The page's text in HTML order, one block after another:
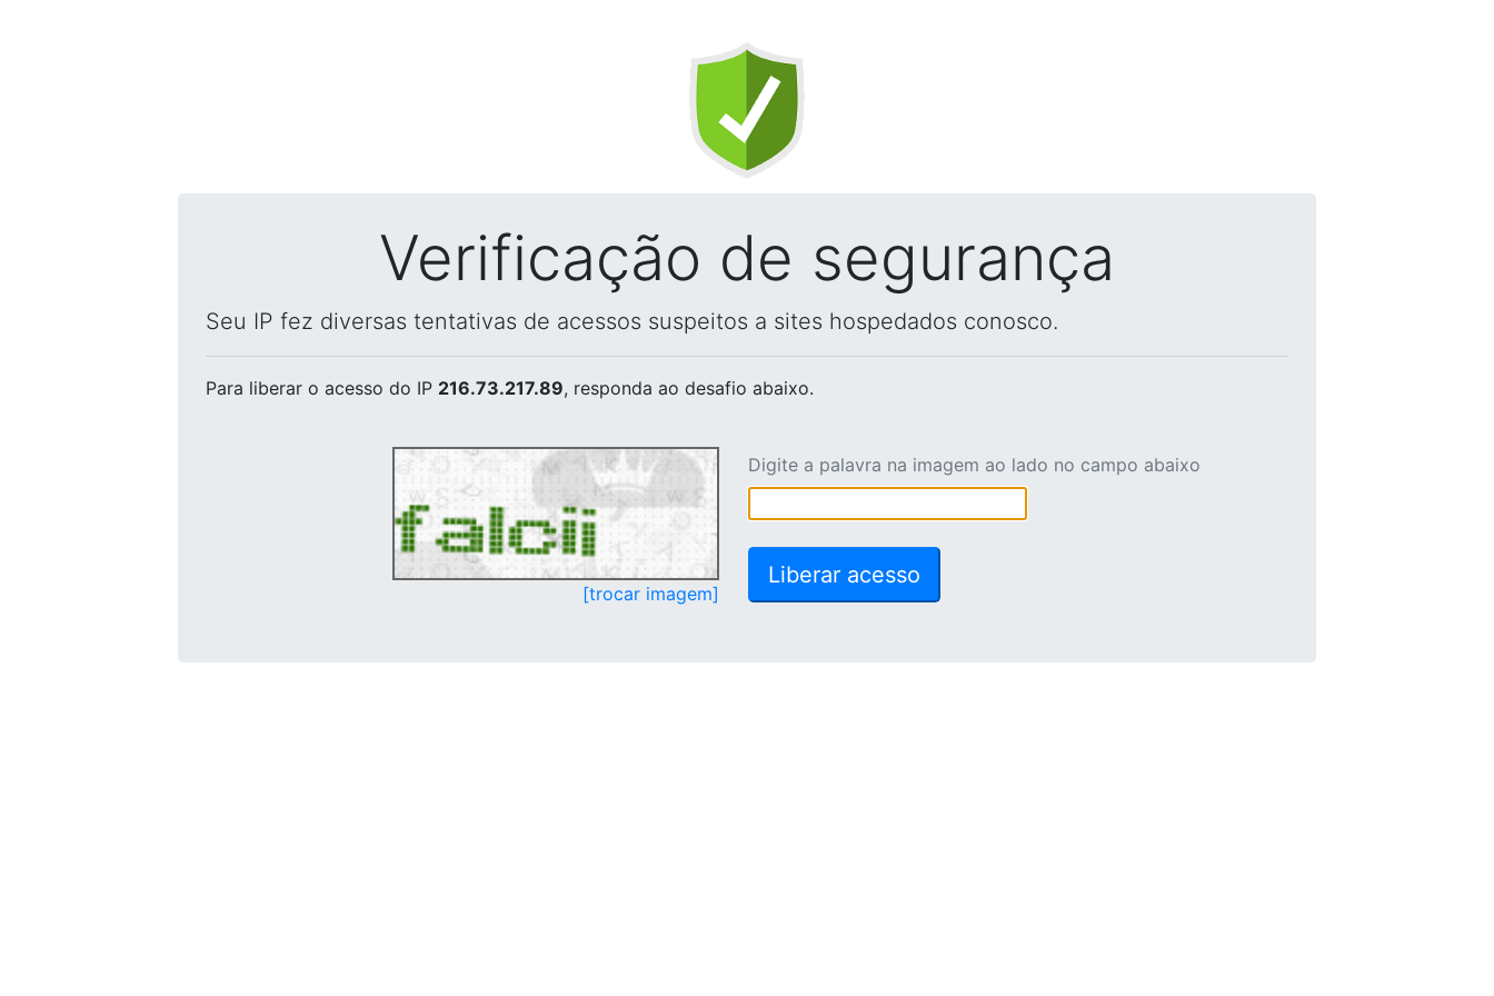
Verificação de segurança
Seu IP fez diversas tentativas de acessos suspeitos a sites hospedados conosco.
Para liberar o acesso do IP 216.73.217.89, responda ao desafio abaixo.
[trocar imagem]
Digite a palavra na imagem ao lado no campo abaixo